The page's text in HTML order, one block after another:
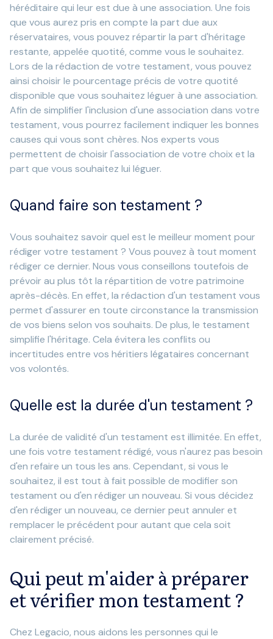
héréditaire qui leur est due à une association. Une fois
que vous aurez pris en compte la part due aux
réservataires, vous pouvez répartir la part d'héritage
restante, appelée quotité, comme vous le souhaitez.
Lors de la rédaction de votre testament, vous pouvez
ainsi choisir le pourcentage précis de votre quotité
disponible que vous souhaitez léguer à une association.
Afin de simplifier l'inclusion d'une association dans votre
testament, vous pourrez facilement indiquer les bonnes
causes qui vous sont chères. Nos experts vous
permettent de choisir l'association de votre choix et la
part que vous souhaitez lui léguer.
Quand faire son testament ?
Vous souhaitez savoir quel est le meilleur moment pour
rédiger votre testament ? Vous pouvez à tout moment
rédiger ce dernier. Nous vous conseillons toutefois de
prévoir au plus tôt la répartition de votre patrimoine
après-décès. En effet, la rédaction d'un testament vous
permet d'assurer en toute circonstance la transmission
de vos biens selon vos souhaits. De plus, le testament
simplifie l'héritage. Cela évitera les conflits ou
incertitudes entre vos héritiers légataires concernant
vos volontés.
Quelle est la durée d'un testament ?
La durée de validité d'un testament est illimitée. En effet,
une fois votre testament rédigé, vous n'aurez pas besoin
d'en refaire un tous les ans. Cependant, si vous le
souhaitez, il est tout à fait possible de modifier son
testament ou d'en rédiger un nouveau. Si vous décidez
d'en rédiger un nouveau, ce dernier peut annuler et
remplacer le précédent pour autant que cela soit
clairement précisé.
Qui peut m'aider à préparer
et vérifier mon testament ?
Chez Legacio, nous aidons les personnes qui le